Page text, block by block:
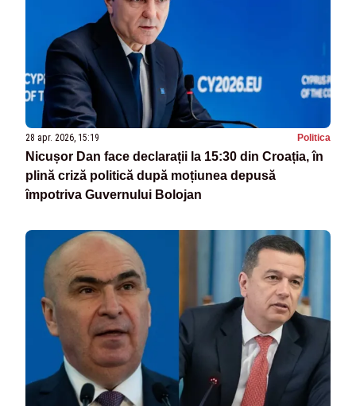
28 apr. 2026, 15:19 Politica
Nicușor Dan face declarații la 15:30 din Croația, în
plină criză politică după moțiunea depusă
împotriva Guvernului Bolojan